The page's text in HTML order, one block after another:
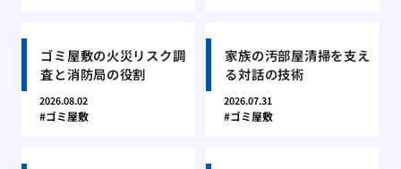
ゴミ屋敷の火災リスク調
査と消防局の役割
2026.08.02
ゴミ屋敷
家族の汚部屋清掃を支え
る対話の技術
2026.07.31
ゴミ屋敷